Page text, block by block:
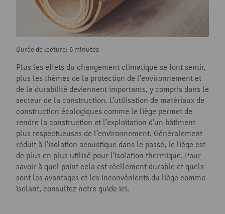
Durée de lecture: 6 minutes
Plus les effets du changement climatique se font sentir,
plus les thèmes de la protection de l’environnement et
de la durabilité deviennent importants, y compris dans le
secteur de la construction. L’utilisation de matériaux de
construction écologiques comme le liège permet de
rendre la construction et l’exploitation d’un bâtiment
plus respectueuses de l’environnement. Généralement
réduit à l’isolation acoustique dans le passé, le liège est
de plus en plus utilisé pour l’isolation thermique. Pour
savoir à quel point cela est réellement durable et quels
sont les avantages et les inconvénients du liège comme
isolant, consultez notre guide ici.